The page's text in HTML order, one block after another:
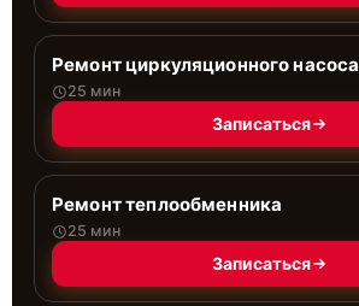
Ремонт циркуляционного насоса
25 мин
Записаться
Ремонт теплообменника
25 мин
Записаться